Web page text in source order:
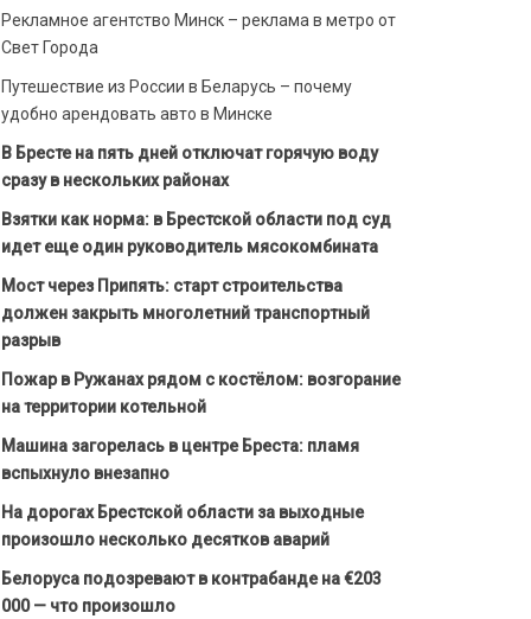
Рекламное агентство Минск – реклама в метро от
Свет Города
Путешествие из России в Беларусь – почему
удобно арендовать авто в Минске
В Бресте на пять дней отключат горячую воду
сразу в нескольких районах
Взятки как норма: в Брестской области под суд
идет еще один руководитель мясокомбината
Мост через Припять: старт строительства
должен закрыть многолетний транспортный
разрыв
Пожар в Ружанах рядом с костёлом: возгорание
на территории котельной
Машина загорелась в центре Бреста: пламя
вспыхнуло внезапно
На дорогах Брестской области за выходные
произошло несколько десятков аварий
Белоруса подозревают в контрабанде на €203
000 — что произошло